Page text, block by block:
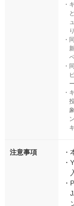
・
・
・
・
注意事項 ・
・
・